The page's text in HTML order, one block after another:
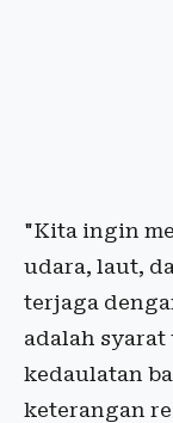
"Kita ingin
udara, laut,
terjaga
adalah syarat
kedaulatan
keterangan